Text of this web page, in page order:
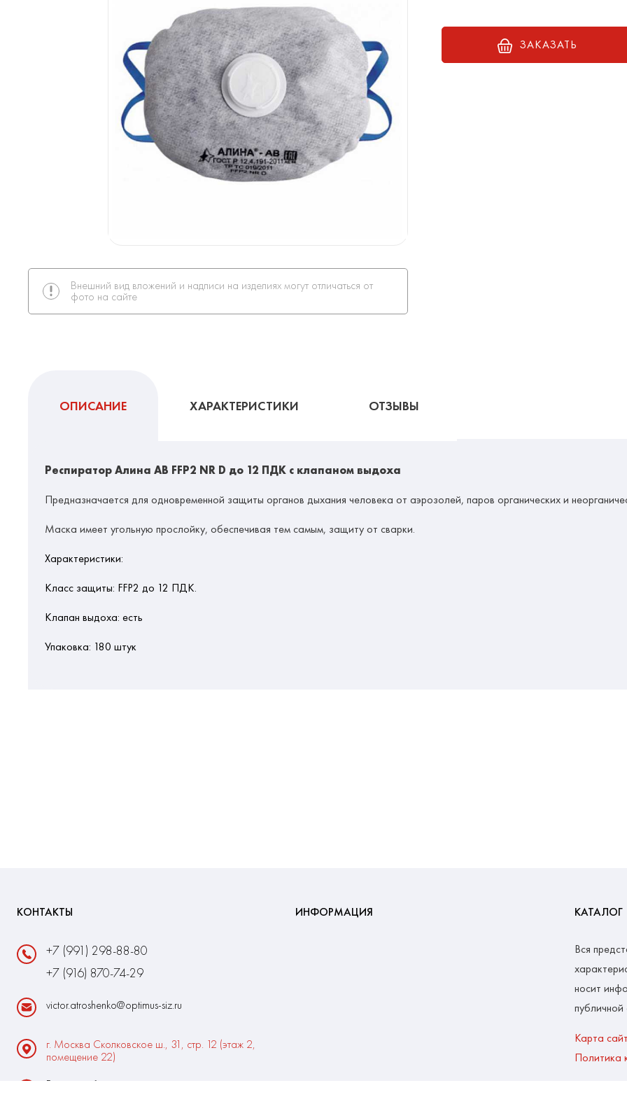
Внешний вид вложений и надписи на изделиях могут отличаться от
фото на сайте
ЗАКАЗАТЬ
ОПИСАНИЕ ХАРАКТЕРИСТИКИ ОТЗЫВЫ
Респиратор Алина АВ FFP2 NR D до 12 ПДК с клапаном выдоха
Предназначается для одновременной защиты органов дыхания человека от аэрозолей, паров органических и
Маска имеет угольную прослойку, обеспечивая тем самым, защиту от сварки.
Характеристики:
Класс защиты: FFP2 до 12 ПДК.
Клапан выдоха: есть
Упаковка: 180 штук
КОНТАКТЫ
+7 (991) 298-88-80
+7 (916) 870-74-29
victor.atroshenko@optimus-siz.ru
г. Москва Сколковское ш., 31, стр. 12 (этаж 2,
помещение 22)
Время работы:
ИНФОРМАЦИЯ КАТАЛОГ
Вся
носит
Карта
Политика